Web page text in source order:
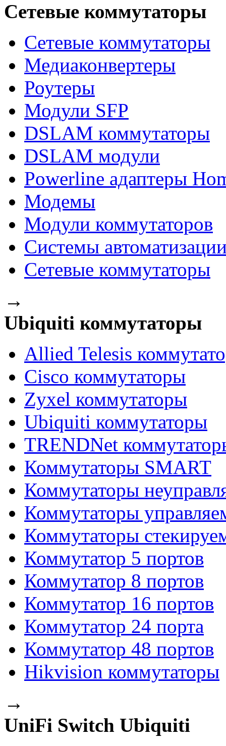
Сетевые коммутаторы
Сетевые коммутаторы
Медиаконвертеры
Роутеры
Модули SFP
DSLAM коммутаторы
DSLAM модули
Powerline адаптеры
Модемы
Модули коммутаторов
Системы
Сетевые коммутаторы
→
Ubiquiti коммутаторы
Allied Telesis
Cisco коммутаторы
Zyxel коммутаторы
Ubiquiti коммутаторы
TRENDNet
Коммутаторы SMART
Коммутаторы
Коммутаторы
Коммутаторы
Коммутатор 5 портов
Коммутатор 8 портов
Коммутатор 16 портов
Коммутатор 24 порта
Коммутатор 48 портов
Hikvision коммутаторы
→
UniFi Switch Ubiquiti